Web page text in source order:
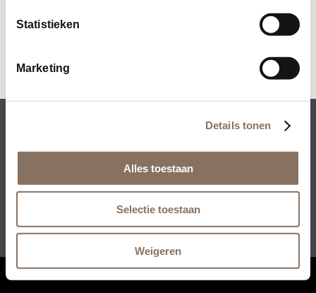
Statistieken
Marketing
Details tonen
Alles toestaan
Selectie toestaan
Weigeren
Den Hoppenhof | Geldrop
Rezidenz Development BV • Collseweg 23 • 5674
TR Nuenen
+31 (0)40 – 851 93 00•info@rezidenz.nl